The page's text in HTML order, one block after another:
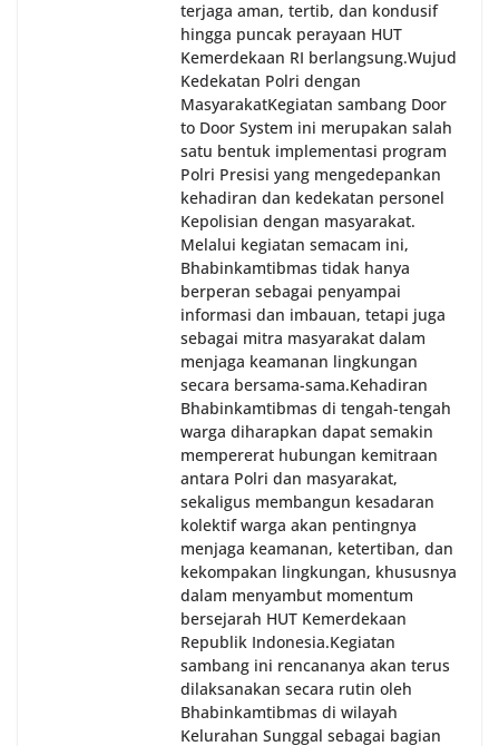
terjaga aman, tertib, dan kondusif
hingga puncak perayaan HUT
Kemerdekaan RI berlangsung.‎‎Wujud
Kedekatan Polri dengan
Masyarakat‎Kegiatan sambang Door
to Door System ini merupakan salah
satu bentuk implementasi program
Polri Presisi yang mengedepankan
kehadiran dan kedekatan personel
Kepolisian dengan masyarakat.
Melalui kegiatan semacam ini,
Bhabinkamtibmas tidak hanya
berperan sebagai penyampai
informasi dan imbauan, tetapi juga
sebagai mitra masyarakat dalam
menjaga keamanan lingkungan
secara bersama-sama.‎‎Kehadiran
Bhabinkamtibmas di tengah-tengah
warga diharapkan dapat semakin
mempererat hubungan kemitraan
antara Polri dan masyarakat,
sekaligus membangun kesadaran
kolektif warga akan pentingnya
menjaga keamanan, ketertiban, dan
kekompakan lingkungan, khususnya
dalam menyambut momentum
bersejarah HUT Kemerdekaan
Republik Indonesia.‎Kegiatan
sambang ini rencananya akan terus
dilaksanakan secara rutin oleh
Bhabinkamtibmas di wilayah
Kelurahan Sunggal sebagai bagian